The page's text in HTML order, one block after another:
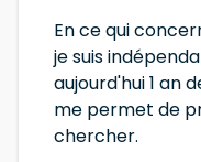
En ce qui
je suis
aujourd'hui 1 an
me permet de
chercher.